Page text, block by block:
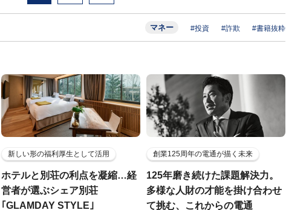
マネー #投資 #詐欺 #書籍抜粋
新しい形の福利厚生として活用
ホテルと別荘の利点を凝縮…経
営者が選ぶシェア別荘
｢GLAMDAY STYLE｣
創業125周年の電通が描く未来
125年磨き続けた課題解決力。
多様な人財の才能を掛け合わせ
て挑む、これからの電通